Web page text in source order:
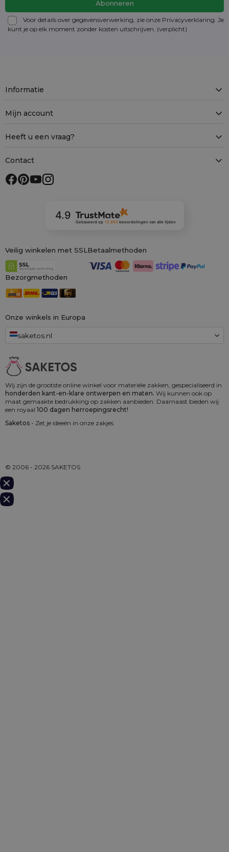
Voor details over gegevensverwerking, zie onze Privacyverklaring. Je
kunt je op elk moment zonder kosten uitschrijven. (verplicht)
Wij zijn de grootste online winkel voor materiële zakken, gespecialiseerd in
honderden kant-en-klare ontwerpen en maten. Wij kunnen ook op
maat gemaakte bedrukking op zakken aanbieden. Daarnaast bieden wij
een royaal 100 dagen herroepingsrecht!
Saketos - Zet je ideeën in onze zakjes
Onze winkels in Europa
saketos.nl
Informatie
Mijn account
Heeft u een vraag?
Contact
4.9
Gebaseerd op 12 893 beoordelingenvan alle tijden
Veilig winkelen met SSL Betaalmethoden
Bezorgmethoden
© 2006 - 2026 SAKETOS